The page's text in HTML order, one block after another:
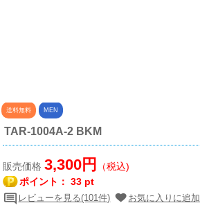
送料無料 MEN
TAR-1004A-2 BKM
販売価格3,300円
（税込)
ポイント：33 pt
レビューを見る(101件) お気に入りに追加